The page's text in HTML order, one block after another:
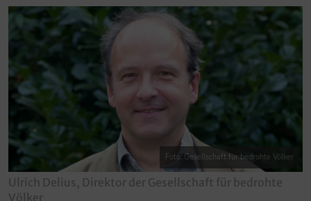
Foto: Gesellschaft für bedrohte Völker
Ulrich Delius, Direktor der Gesellschaft für bedrohte
Völker